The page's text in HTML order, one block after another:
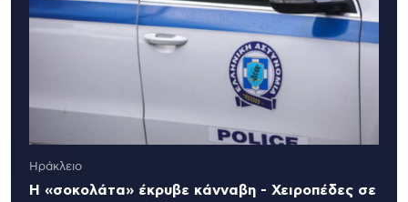
Ηράκλειο
Η «σοκολάτα» έκρυβε κάνναβη - Χειροπέδες σε